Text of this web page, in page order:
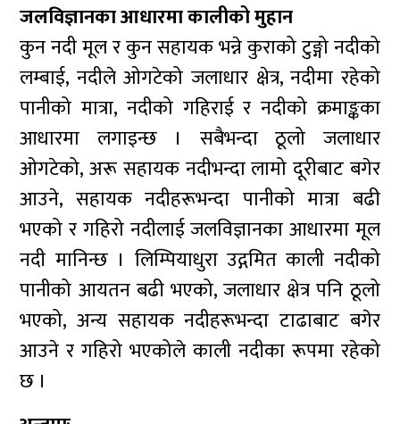
जलविज्ञानका आधारमा कालीको मुहान
कुन नदी मूल र कुन सहायक भन्ने कुराको टुङ्गो नदीको
लम्बाई, नदीले ओगटेको जलाधार क्षेत्र, नदीमा रहेको
पानीको मात्रा, नदीको गहिराई र नदीको क्रमाङ्कका
आधारमा लगाइन्छ । सबैभन्दा ठूलो जलाधार
ओगटेको, अरू सहायक नदीभन्दा लामो दूरीबाट बगेर
आउने, सहायक नदीहरूभन्दा पानीको मात्रा बढी
भएको र गहिरो नदीलाई जलविज्ञानका आधारमा मूल
नदी मानिन्छ । लिम्पियाधुरा उद्गमित काली नदीको
पानीको आयतन बढी भएको, जलाधार क्षेत्र पनि ठूलो
भएको, अन्य सहायक नदीहरूभन्दा टाढाबाट बगेर
आउने र गहिरो भएकोले काली नदीका रूपमा रहेको
छ ।